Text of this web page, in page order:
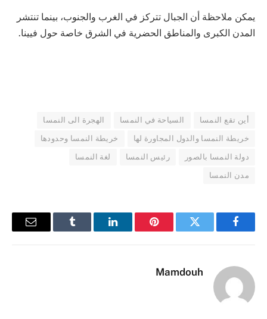
يمكن ملاحظة أن الجبال تتركز في الغرب والجنوب، بينما تنتشر
المدن الكبرى والمناطق الحضرية في الشرق خاصة حول فيينا.
أين تقع النمسا السياحة في النمسا الهجرة الى النمسا
خريطة النمسا والدول المجاورة لها خريطة النمسا وحدودها
دولة النمسا بالصور رئيس النمسا لغة النمسا
مدن النمسا
فيسبوك تويتر بينتيريستلينكدإن Tumblr
البريد
Mamdouh